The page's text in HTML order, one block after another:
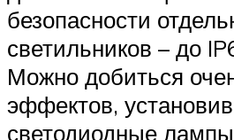
безопасности
светильников – до
Можно добиться
эффектов, установив
светодиодные